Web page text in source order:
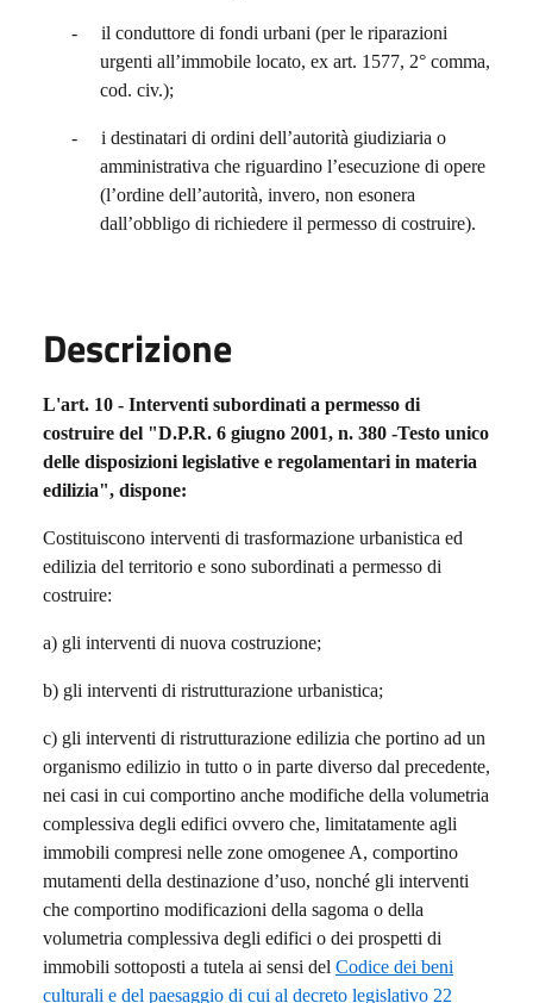
-
il conduttore di fondi urbani (per le riparazioni
urgenti all’immobile locato, ex art. 1577, 2° comma,
cod. civ.);
-
i destinatari di ordini dell’autorità giudiziaria o
amministrativa che riguardino l’esecuzione di opere
(l’ordine dell’autorità, invero, non esonera
dall’obbligo di richiedere il permesso di costruire).
Descrizione
L'art. 10 - Interventi subordinati a permesso di
costruire del "D.P.R. 6 giugno 2001, n. 380 -Testo unico
delle disposizioni legislative e regolamentari in materia
edilizia", dispone:
Costituiscono interventi di trasformazione urbanistica ed
edilizia del territorio e sono subordinati a permesso di
costruire:
a) gli interventi di nuova costruzione;
b) gli interventi di ristrutturazione urbanistica;
c) gli interventi di ristrutturazione edilizia che portino ad un
organismo edilizio in tutto o in parte diverso dal precedente,
nei casi in cui comportino anche modifiche della volumetria
complessiva degli edifici ovvero che, limitatamente agli
immobili compresi nelle zone omogenee A, comportino
mutamenti della destinazione d’uso, nonché gli interventi
che comportino modificazioni della sagoma o della
volumetria complessiva degli edifici o dei prospetti di
immobili sottoposti a tutela ai sensi del Codice dei beni
culturali e del paesaggio di cui al decreto legislativo 22